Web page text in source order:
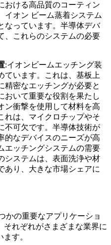
おける高品質のコーティン
イオン ビーム蒸着システム
なっています。半導体デバ
、これらのシステムの必要
:イオンビームエッチング装
ています。これは、基板上
精密なエッチングが必要と
おいて重要な役割を果たし
ン衝撃を使用して材料を高
れは、マイクロチップやそ
不可欠です。半導体技術が
的なデバイスのニーズが高
エッチングシステムの需要
システムは、表面洗浄や材
あり、大きな市場シェアに
かの重要なアプリケーショ
それぞれがさまざまな業界に
す。